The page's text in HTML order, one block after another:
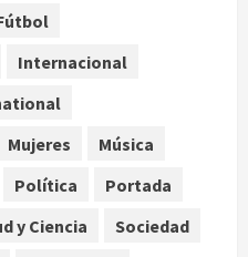
defiende reestructura
del Infonavit y niega
soberanía de
Internacional
Mujeres
Música
Política
Portada
y Ciencia
Sociedad